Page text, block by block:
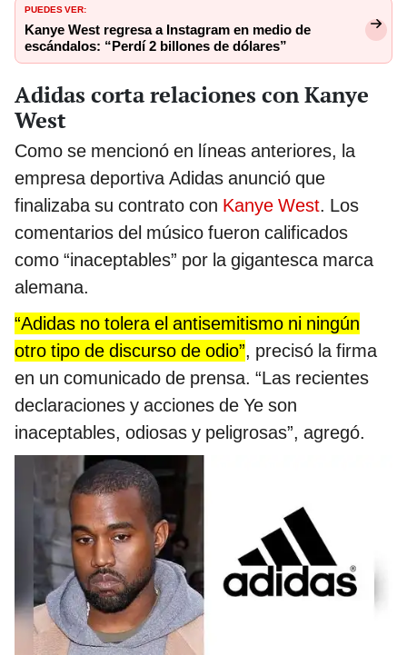
PUEDES VER:
Kanye West regresa a Instagram en medio de
escándalos: “Perdí 2 billones de dólares”
Adidas corta relaciones con Kanye
West
Como se mencionó en líneas anteriores, la
empresa deportiva Adidas anunció que
finalizaba su contrato con Kanye West. Los
comentarios del músico fueron calificados
como “inaceptables” por la gigantesca marca
alemana.
“Adidas no tolera el antisemitismo ni ningún
otro tipo de discurso de odio”, precisó la firma
en un comunicado de prensa. “Las recientes
declaraciones y acciones de Ye son
inaceptables, odiosas y peligrosas”, agregó.